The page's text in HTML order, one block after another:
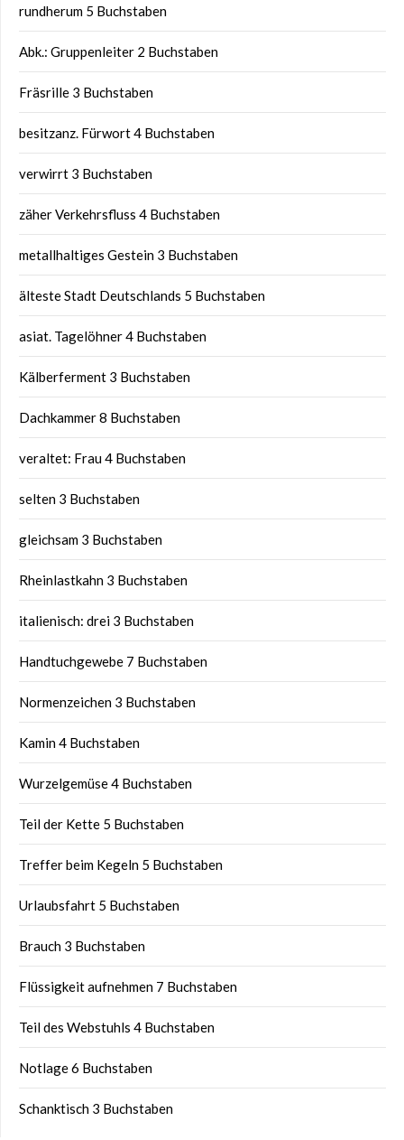
rundherum 5 Buchstaben
Abk.: Gruppenleiter 2 Buchstaben
Fräsrille 3 Buchstaben
besitzanz. Fürwort 4 Buchstaben
verwirrt 3 Buchstaben
zäher Verkehrsfluss 4 Buchstaben
metallhaltiges Gestein 3 Buchstaben
älteste Stadt Deutschlands 5 Buchstaben
asiat. Tagelöhner 4 Buchstaben
Kälberferment 3 Buchstaben
Dachkammer 8 Buchstaben
veraltet: Frau 4 Buchstaben
selten 3 Buchstaben
gleichsam 3 Buchstaben
Rheinlastkahn 3 Buchstaben
italienisch: drei 3 Buchstaben
Handtuchgewebe 7 Buchstaben
Normenzeichen 3 Buchstaben
Kamin 4 Buchstaben
Wurzelgemüse 4 Buchstaben
Teil der Kette 5 Buchstaben
Treffer beim Kegeln 5 Buchstaben
Urlaubsfahrt 5 Buchstaben
Brauch 3 Buchstaben
Flüssigkeit aufnehmen 7 Buchstaben
Teil des Webstuhls 4 Buchstaben
Notlage 6 Buchstaben
Schanktisch 3 Buchstaben